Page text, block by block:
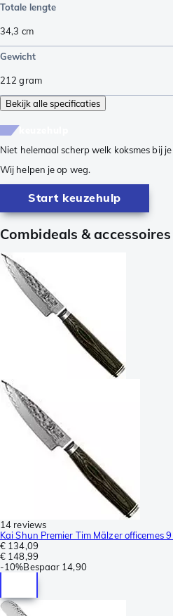
Totale lengte
34,3 cm
Gewicht
212 gram
Bekijk alle specificaties
Niet helemaal scherp welk koksmes bij
Wij helpen je op weg.
Start keuzehulp
Combideals & accessoires
14 reviews
Kai Shun Premier Tim Mälzer officemes 9
€ 134,09
€ 148,99
-10%Bespaar 14,90